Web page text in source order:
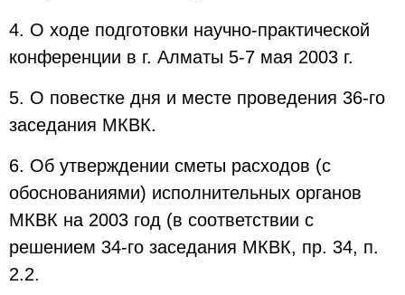
4. О ходе подготовки научно-практической
конференции в г. Алматы 5-7 мая 2003 г.
5. О повестке дня и месте проведения 36-го
заседания МКВК.
6. Об утверждении сметы расходов (с
обоснованиями) исполнительных органов
МКВК на 2003 год (в соответствии с
решением 34-го заседания МКВК, пр. 34, п.
2.2.